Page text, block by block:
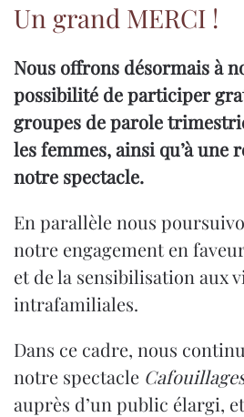
Un grand MERCI !
Nous offrons désormais à
possibilité de participer
groupes de parole
les femmes, ainsi qu’à une
notre spectacle.
En parallèle nous
notre engagement en
et de la sensibilisation aux
intrafamiliales.
Dans ce cadre, nous
notre spectacle
auprès d’un public élargi,